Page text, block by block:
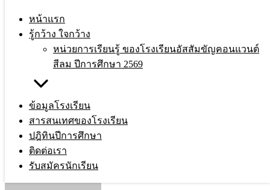
หน้าแรก
รู้กว้าง ใจกว้าง
หน่วยการเรียนรู้ ของโรงเรียนอัสสัมขัญคอนแวนต์
สีลม ปีการศึกษา 2569
ข้อมูลโรงเรียน
สารสนเทศของโรงเรียน
ปฎิทินปีการศึกษา
ติดต่อเรา
รับสมัครนักเรียน
23 Jul 202023 Jul 2020 Terakeat Ontme งานวิจัย
งานวิจัยในชั้นเรียน เรื่อง พัฒนาทักษะการ
ปฏิบัติด้วยวิธีการสอนแบบสาธิต เรื่อง การ
ปักครอสติช ของนักเรียนชั้นประถมศึกษาปี
ที่ 2